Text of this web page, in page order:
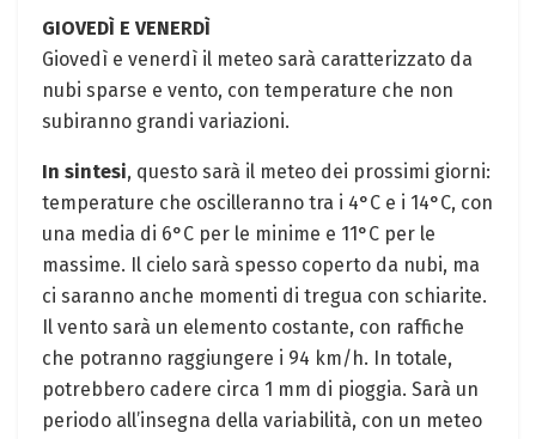
GIOVEDÌ E VENERDÌ
Giovedì e venerdì il meteo sarà caratterizzato da
nubi sparse e vento, con temperature che non
subiranno grandi variazioni.
In sintesi, questo sarà il meteo dei prossimi giorni:
temperature che oscilleranno tra i 4°C e i 14°C, con
una media di 6°C per le minime e 11°C per le
massime. Il cielo sarà spesso coperto da nubi, ma
ci saranno anche momenti di tregua con schiarite.
Il vento sarà un elemento costante, con raffiche
che potranno raggiungere i 94 km/h. In totale,
potrebbero cadere circa 1 mm di pioggia. Sarà un
periodo all’insegna della variabilità, con un meteo